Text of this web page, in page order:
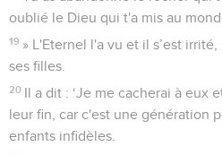
oublié le Dieu qui t'a mis au
19 » L'Eternel l'a vu et il s’est
ses filles.
20 Il a dit : ‘Je me cacherai à eux
leur fin, car c'est une génération
enfants infidèles.